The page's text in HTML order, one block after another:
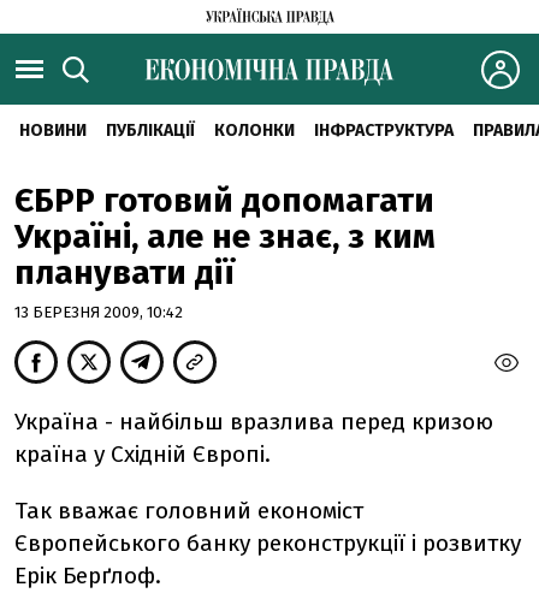
НОВИНИ ПУБЛІКАЦІЇ КОЛОНКИ ІНФРАСТРУКТУРА
ЄБРР готовий допомагати
Україні, але не знає, з ким
планувати дії
13 БЕРЕЗНЯ 2009, 10:42
Україна - найбільш вразлива перед кризою
країна у Східній Європі.
Так вважає головний економіст
Європейського банку реконструкції і розвитку
Ерік Берґлоф.